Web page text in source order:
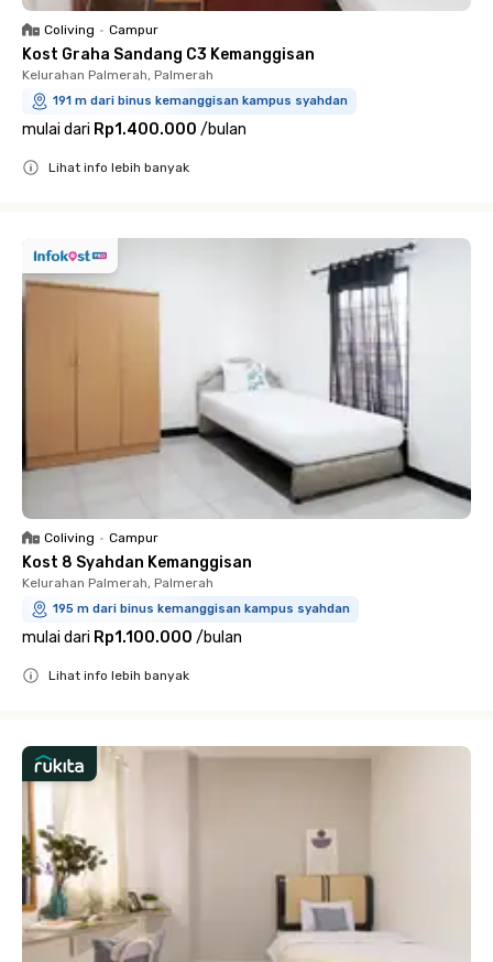
Coliving • Campur
Kost Graha Sandang C3 Kemanggisan
Kelurahan Palmerah, Palmerah
191 m dari binus kemanggisan kampus syahdan
mulai dari Rp1.400.000 /bulan
Lihat info lebih banyak
Coliving • Campur
Kost 8 Syahdan Kemanggisan
Kelurahan Palmerah, Palmerah
195 m dari binus kemanggisan kampus syahdan
mulai dari Rp1.100.000 /bulan
Lihat info lebih banyak